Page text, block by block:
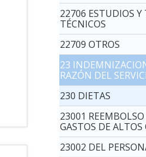
22706 ESTUDIOS Y
TÉCNICOS
22709 OTROS
23
RAZÓN DEL
230 DIETAS
23001 REEMBOLSO
GASTOS DE ALTOS
23002 DEL